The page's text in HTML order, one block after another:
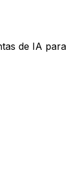
de IA para